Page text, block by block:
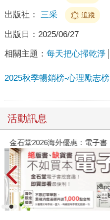
出版社： 三采 追蹤
出版日： 2025/06/27
相關主題： 每天把心掃乾淨
2025秋季暢銷榜-心理勵志榜
活動訊息
金石堂2026海外優惠：電子書